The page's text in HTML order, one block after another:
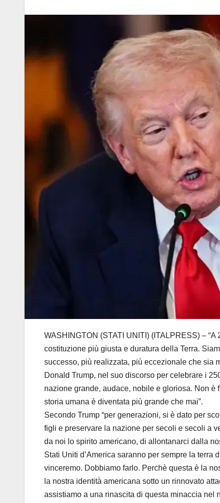
WASHINGTON (STATI UNITI) (ITALPRESS) –
costituzione più giusta e duratura della Terra.
successo, più realizzata, più eccezionale che sia
Donald Trump, nel suo discorso per celebrare i
nazione grande, audace, nobile e gloriosa. Non
storia umana è diventata più grande che mai”.
Secondo Trump “per generazioni, si è dato per
figli e preservare la nazione per secoli e secoli a
da noi lo spirito americano, di allontanarci dalla
Stati Uniti d’America saranno per sempre la terra
vinceremo. Dobbiamo farlo. Perchè questa è la
la nostra identità americana sotto un rinnovato
assistiamo a una rinascita di questa minaccia nel